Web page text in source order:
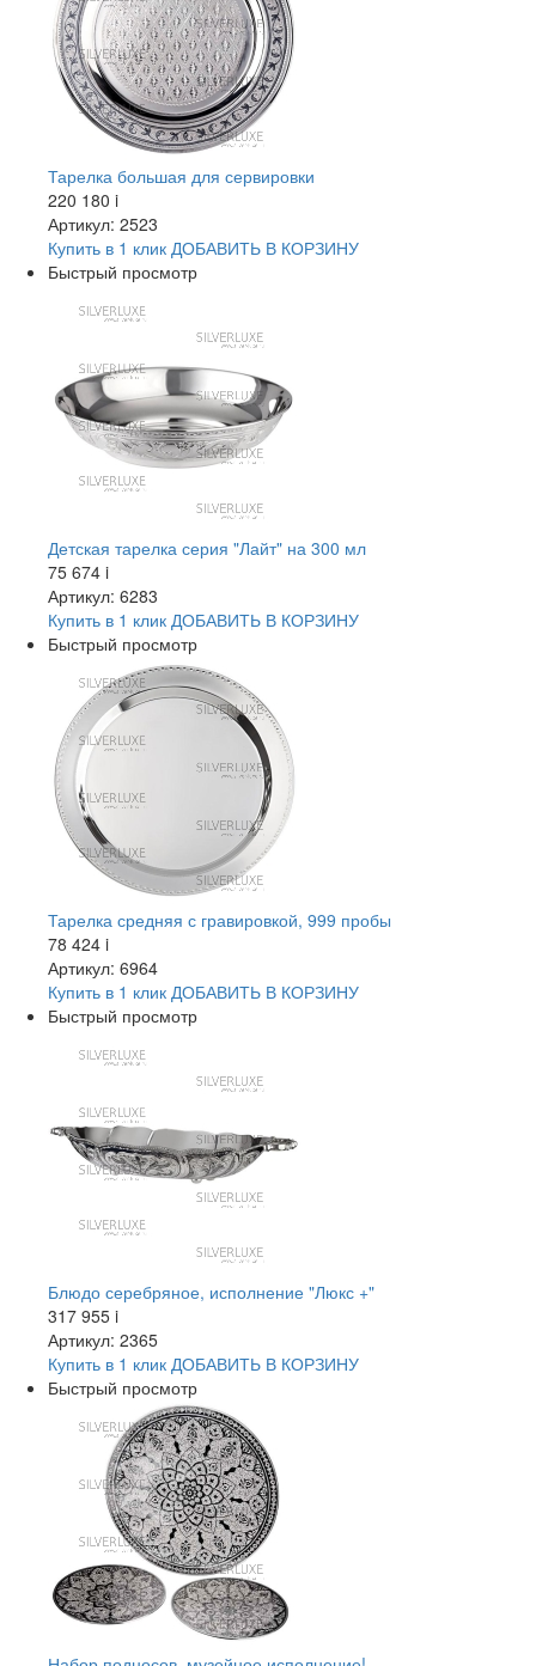
Тарелка большая для сервировки
220 180 i
Артикул: 2523
Купить в 1 клик ДОБАВИТЬ В КОРЗИНУ
Быстрый просмотр
Детская тарелка серия "Лайт" на 300 мл
75 674 i
Артикул: 6283
Купить в 1 клик ДОБАВИТЬ В КОРЗИНУ
Быстрый просмотр
Тарелка средняя с гравировкой, 999 пробы
78 424 i
Артикул: 6964
Купить в 1 клик ДОБАВИТЬ В КОРЗИНУ
Быстрый просмотр
Блюдо серебряное, исполнение "Люкс +"
317 955 i
Артикул: 2365
Купить в 1 клик ДОБАВИТЬ В КОРЗИНУ
Быстрый просмотр